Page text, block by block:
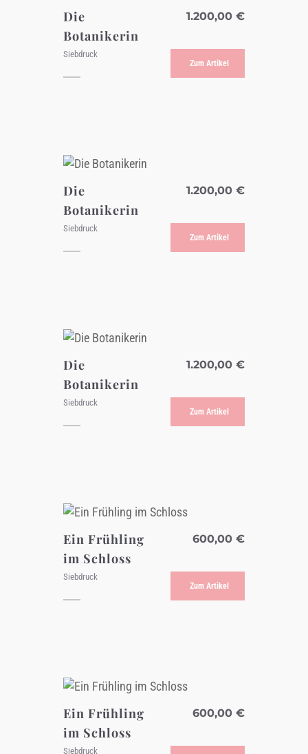
Die
Botanikerin
1.200,00 €
Siebdruck
Zum Artikel
Die
Botanikerin
1.200,00 €
Siebdruck
Zum Artikel
Die
Botanikerin
1.200,00 €
Siebdruck
Zum Artikel
Ein Frühling
im Schloss
600,00 €
Siebdruck
Zum Artikel
Ein Frühling
im Schloss
600,00 €
Siebdruck